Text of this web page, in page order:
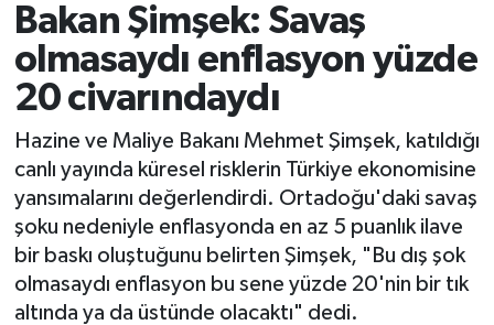
Bakan Şimşek: Savaş
olmasaydı enflasyon yüzde
20 civarındaydı
Hazine ve Maliye Bakanı Mehmet Şimşek, katıldığı
canlı yayında küresel risklerin Türkiye ekonomisine
yansımalarını değerlendirdi. Ortadoğu'daki savaş
şoku nedeniyle enflasyonda en az 5 puanlık ilave
bir baskı oluştuğunu belirten Şimşek, "Bu dış şok
olmasaydı enflasyon bu sene yüzde 20'nin bir tık
altında ya da üstünde olacaktı" dedi.
Atamalar
Mevzuat
Sendika
Kpss - Sınav
Tüm Manşetler
Son Dakika Haberleri
Haber Arşivi